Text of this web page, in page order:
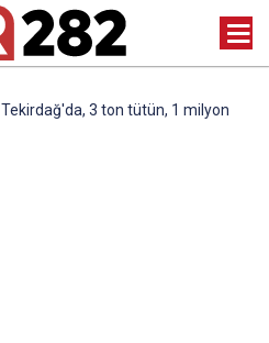
Tekirdağ'da, 3 ton tütün, 1 milyon